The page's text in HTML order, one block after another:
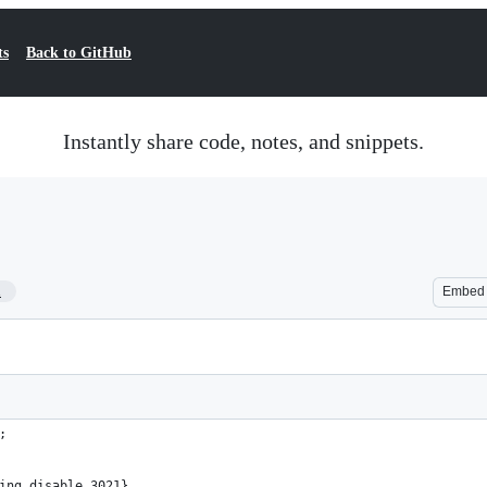
Back to GitHub
Instantly share code, notes, and snippets.
Embed